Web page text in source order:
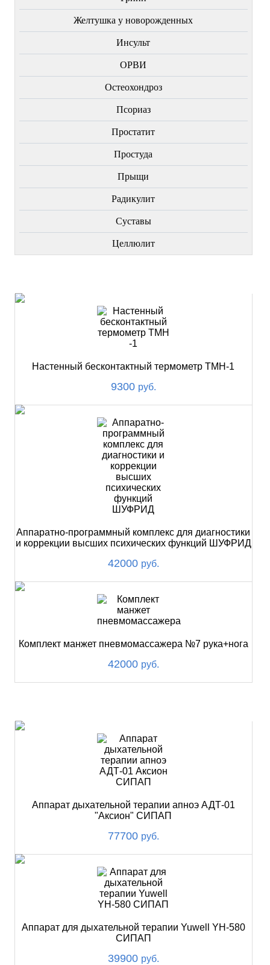
Желтушка у новорожденных
Инсульт
ОРВИ
Остеохондроз
Пcориаз
Простатит
Простуда
Прыщи
Радикулит
Суставы
Целлюлит
Настенный бесконтактный термометр ТМН-1
9300 руб.
Аппаратно-программный комплекс для диагностики
и коррекции высших психических функций ШУФРИД
42000 руб.
Комплект манжет пневмомассажера №7 рука+нога
42000 руб.
Аппарат дыхательной терапии апноэ АДТ-01
"Аксион" СИПАП
77700 руб.
Аппарат для дыхательной терапии Yuwell YH-580
СИПАП
39900 руб.